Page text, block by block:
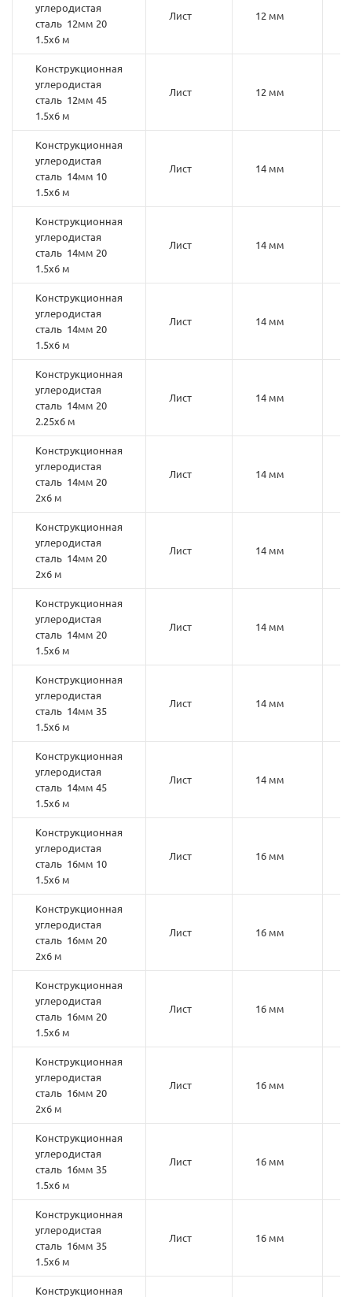
углеродистая
сталь 12мм 20
1.5х6 м
Лист 12 мм
Конструкционная
углеродистая
сталь 12мм 45
1.5х6 м
Лист 12 мм
Конструкционная
углеродистая
сталь 14мм 10
1.5х6 м
Лист 14 мм
Конструкционная
углеродистая
сталь 14мм 20
1.5х6 м
Лист 14 мм
Конструкционная
углеродистая
сталь 14мм 20
1.5х6 м
Лист 14 мм
Конструкционная
углеродистая
сталь 14мм 20
2.25х6 м
Лист 14 мм
Конструкционная
углеродистая
сталь 14мм 20
2х6 м
Лист 14 мм
Конструкционная
углеродистая
сталь 14мм 20
2х6 м
Лист 14 мм
Конструкционная
углеродистая
сталь 14мм 20
1.5х6 м
Лист 14 мм
Конструкционная
углеродистая
сталь 14мм 35
1.5х6 м
Лист 14 мм
Конструкционная
углеродистая
сталь 14мм 45
1.5х6 м
Лист 14 мм
Конструкционная
углеродистая
сталь 16мм 10
1.5х6 м
Лист 16 мм
Конструкционная
углеродистая
сталь 16мм 20
2х6 м
Лист 16 мм
Конструкционная
углеродистая
сталь 16мм 20
1.5х6 м
Лист 16 мм
Конструкционная
углеродистая
сталь 16мм 20
2х6 м
Лист 16 мм
Конструкционная
углеродистая
сталь 16мм 35
1.5х6 м
Лист 16 мм
Конструкционная
углеродистая
сталь 16мм 35
1.5х6 м
Лист 16 мм
Конструкционная